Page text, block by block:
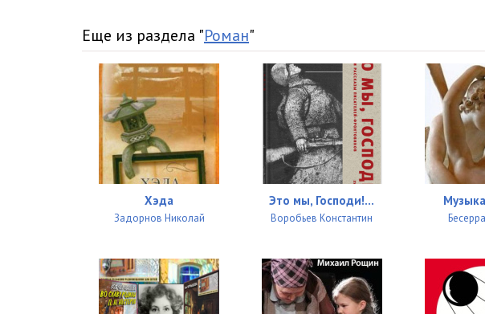
Еще из раздела "Роман"
Хэда
Задорнов Николай
Это мы, Господи!…
Воробьев Константин